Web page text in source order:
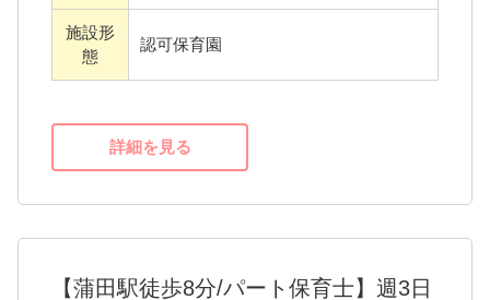
せっかく保育士という素晴らしい仕事をして
いますので、「こうしたい」「あれを取り入
れ、スタッフ全員があきつやまゆり保育園を
純粋に子どもたちと毎日楽しく過ごしたい方
施設形
態
認可保育園
詳細を見る
【蒲田駅徒歩8分/パート保育士】週3日